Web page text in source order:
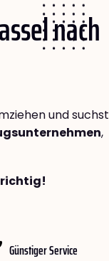
nach
und suchst
,
richtig!
Günstiger Service